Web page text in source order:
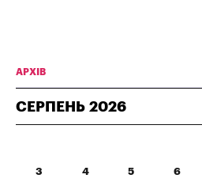
АРХІВ
СЕРПЕНЬ 2026
3 4 5 6